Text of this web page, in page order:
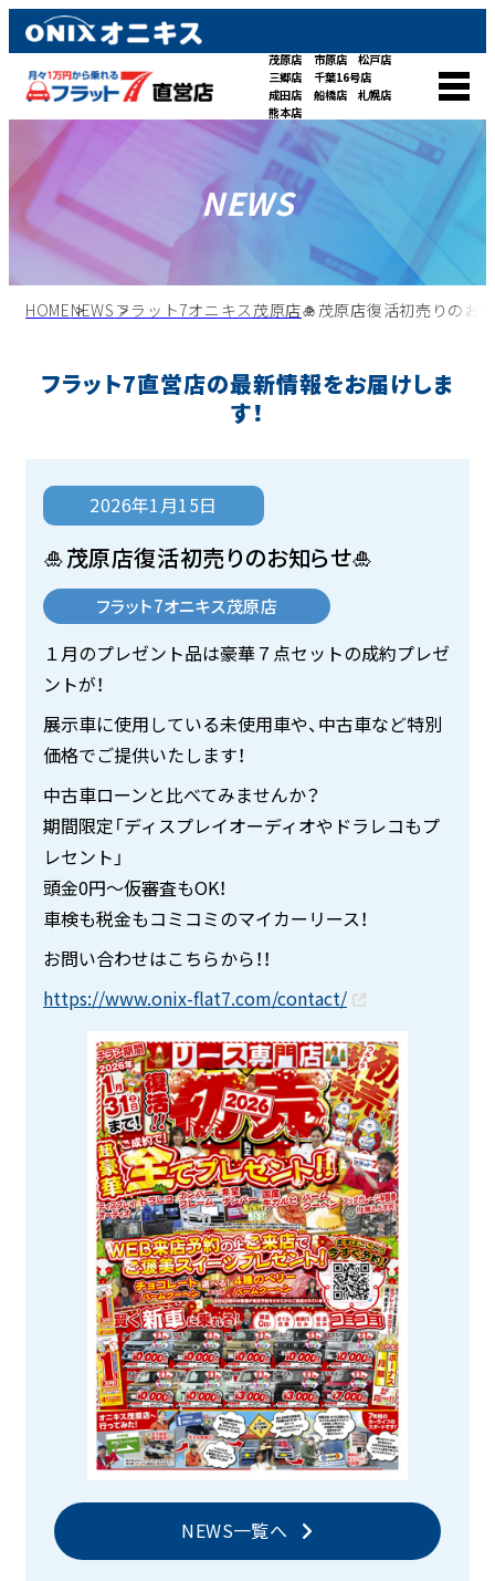
茂原店 市原店
松戸店
三郷店
千葉16号店
成田店
船橋店
札幌店
熊本店
NEWS
HOMENEWS フラット7オニキス茂原店🎍茂原店復活初売りのお
フラット7直営店の最新情報をお届けしま
す！
2026年1月15日
🎍茂原店復活初売りのお知らせ🎍
フラット7オニキス茂原店
１月のプレゼント品は豪華７点セットの成約プレゼ
ントが！
展示車に使用している未使用車や、中古車など特別
価格でご提供いたします！
中古車ローンと比べてみませんか？
期間限定「ディスプレイオーディオやドラレコもプ
レセント」
頭金0円～仮審査もOK！
車検も税金もコミコミのマイカーリース！
お問い合わせはこちらから！！
https://www.onix-flat7.com/contact/
NEWS一覧へ